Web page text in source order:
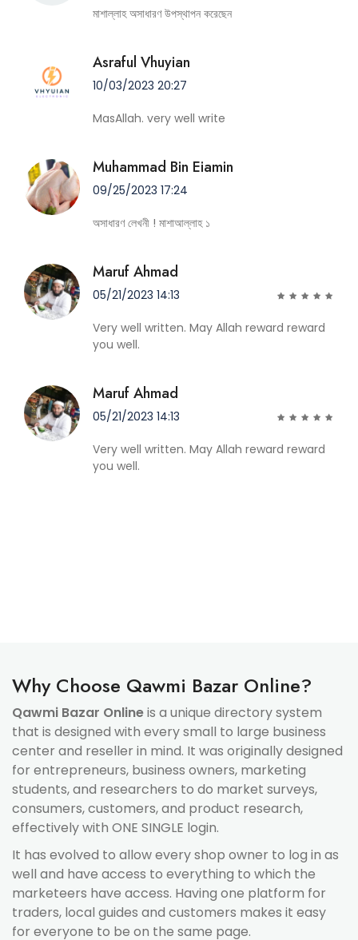
মাশাল্লাহ অসাধারণ উপস্থাপন করেছেন
Asraful Vhuyian
10/03/2023 20:27
MasAllah. very well write
Muhammad Bin Eiamin
09/25/2023 17:24
অসাধারণ লেখনী ! মাশাআল্লাহ ১
Maruf Ahmad
05/21/2023 14:13
Very well written. May Allah reward reward
you well.
Maruf Ahmad
05/21/2023 14:13
Very well written. May Allah reward reward
you well.
Why Choose Qawmi Bazar Online?
Qawmi Bazar Onlineis a unique directory system
that is designed with every small to large business
center and reseller in mind. It was originally designed
for entrepreneurs, business owners, marketing
students, and researchers to do market surveys,
consumers, customers, and product research,
effectively with ONE SINGLE login.
It has evolved to allow every shop owner to log in as
well and have access to everything to which the
marketeers have access. Having one platform for
traders, local guides and customers makes it easy
for everyone to be on the same page.